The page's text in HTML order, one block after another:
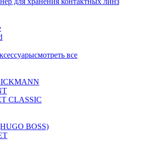
смотреть все
CLASSIC
BOSS)